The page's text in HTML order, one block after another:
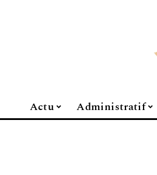
Actu Administratif